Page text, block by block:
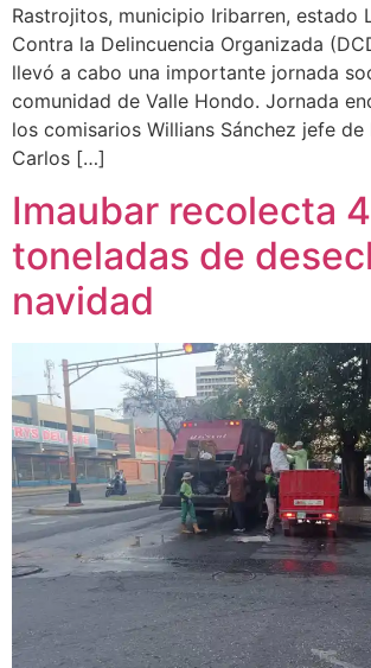
Rastrojitos, municipio Iribarren, estado
Contra la Delincuencia Organizada
llevó a cabo una importante jornada
comunidad de Valle Hondo. Jornada
los comisarios Willians Sánchez jefe de
Carlos […]
Imaubar recolecta
toneladas de
navidad